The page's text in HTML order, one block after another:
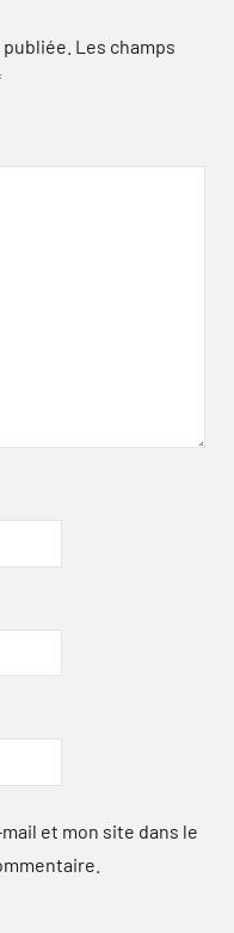
Les champs
et mon site dans le